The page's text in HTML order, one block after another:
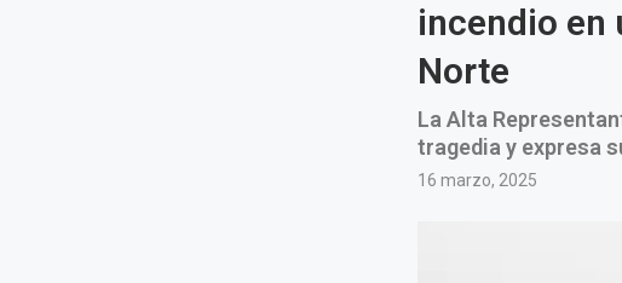
incendio en
Norte
La Alta
tragedia y expresa
16 marzo, 2025